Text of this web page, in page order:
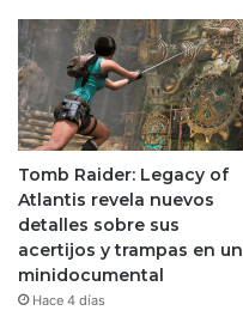
Tomb Raider: Legacy of
Atlantis revela nuevos
detalles sobre sus
acertijos y trampas en un
minidocumental
Hace 4 días